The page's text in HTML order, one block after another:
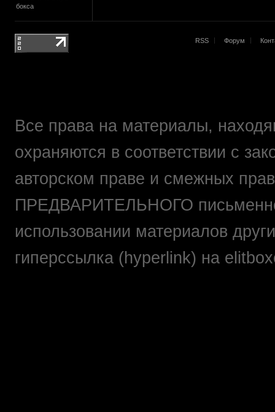
бокса
RSS Форум
Все права на материалы,
охраняются в соответствии с
авторском праве и смежных
ПРЕДВАРИТЕЛЬНОГО
использовании материалов
гиперссылка (hyperlink) на